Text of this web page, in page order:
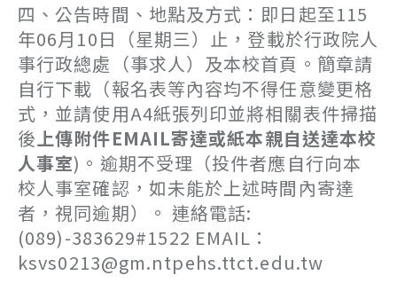
四、公告時間、地點及方式：即日起至115
年06月10日（星期三）止，登載於行政院人
事行政總處（事求人）及本校首頁。簡章請
自行下載（報名表等內容均不得任意變更格
式，並請使用A4紙張列印並將相關表件掃描
後上傳附件EMAIL寄達或紙本親自送達本校
人事室)。逾期不受理（投件者應自行向本
校人事室確認，如未能於上述時間內寄達
者，視同逾期）。 連絡電話:
(089)-383629#1522 EMAIL：
ksvs0213@gm.ntpehs.ttct.edu.tw